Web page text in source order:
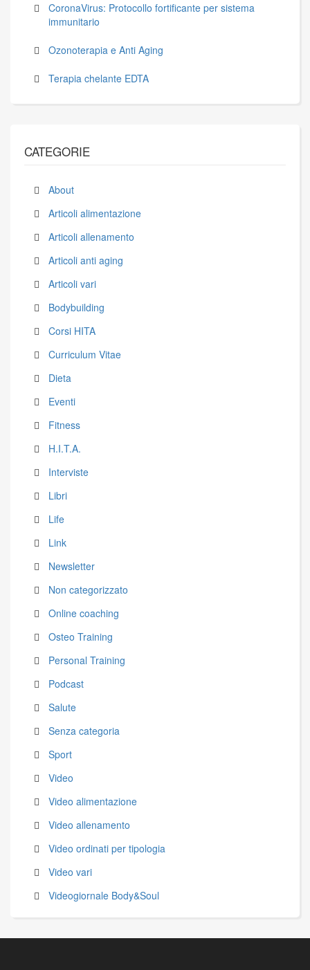
CoronaVirus: Protocollo fortificante per sistema
immunitario
Ozonoterapia e Anti Aging
Terapia chelante EDTA
CATEGORIE
About
Articoli alimentazione
Articoli allenamento
Articoli anti aging
Articoli vari
Bodybuilding
Corsi HITA
Curriculum Vitae
Dieta
Eventi
Fitness
H.I.T.A.
Interviste
Libri
Life
Link
Newsletter
Non categorizzato
Online coaching
Osteo Training
Personal Training
Podcast
Salute
Senza categoria
Sport
Video
Video alimentazione
Video allenamento
Video ordinati per tipologia
Video vari
Videogiornale Body&Soul